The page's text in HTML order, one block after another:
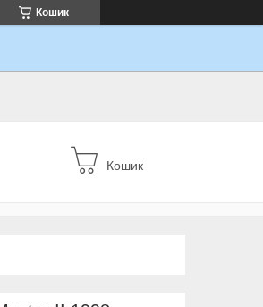
Кошик
Кошик